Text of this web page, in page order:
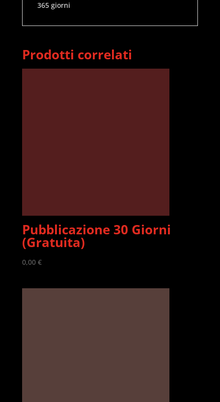
365 giorni
Prodotti correlati
Pubblicazione 30 Giorni
(Gratuita)
0,00 €